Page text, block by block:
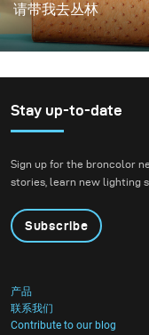
请带我去丛林
我最喜欢的手袋设计
亮的包包。为了展示
令人惊叹的作品，我
的色调突出了每个袋
Stay up-to-date
Sign up for the broncolor
stories, learn new lighting
Subscribe
产品
联系我们
Contribute to our blog